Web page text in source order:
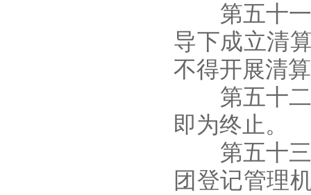
第五十一
导下成立清
不得开展清
第五十二
即为终止。
第五十三
团登记管理